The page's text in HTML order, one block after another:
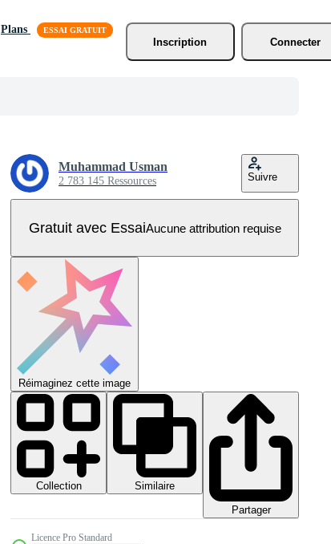
Plans
Inscription
Connecter
Muhammad Usman
2 783 145 Ressources Suivre
Gratuit avec EssaiAucune attribution requise
Réimaginez cette image
Collection
Similaire
Partager
Licence Pro Standard